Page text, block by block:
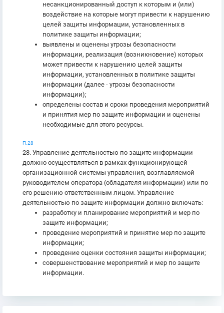
несанкционированный доступ к которым и (или)
воздействие на которые могут привести к нарушению
целей защиты информации, установленных в
политике защиты информации;
выявлены и оценены угрозы безопасности
информации, реализация (возникновение) которых
может привести к нарушению целей защиты
информации, установленных в политике защиты
информации (далее - угрозы безопасности
информации);
определены состав и сроки проведения мероприятий
и принятия мер по защите информации и оценены
необходимые для этого ресурсы.
П.28
28. Управление деятельностью по защите информации
должно осуществляться в рамках функционирующей
организационной системы управления, возглавляемой
руководителем оператора (обладателя информации) или по
его решению ответственным лицом. Управление
деятельностью по защите информации должно включать:
разработку и планирование мероприятий и мер по
защите информации;
проведение мероприятий и принятие мер по защите
информации;
проведение оценки состояния защиты информации;
совершенствование мероприятий и мер по защите
информации.